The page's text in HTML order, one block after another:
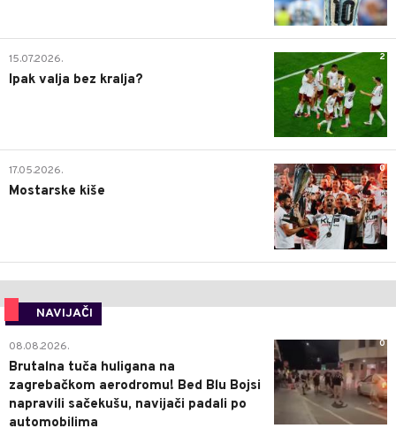
2
15.07.2026.
Ipak valja bez kralja?
0
17.05.2026.
Mostarske kiše
NAVIJAČI
0
08.08.2026.
Brutalna tuča huligana na
zagrebačkom aerodromu! Bed Blu Bojsi
napravili sačekušu, navijači padali po
automobilima